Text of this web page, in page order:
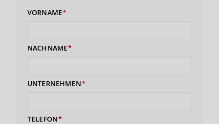
VORNAME
NACHNAME
UNTERNEHMEN
TELEFON